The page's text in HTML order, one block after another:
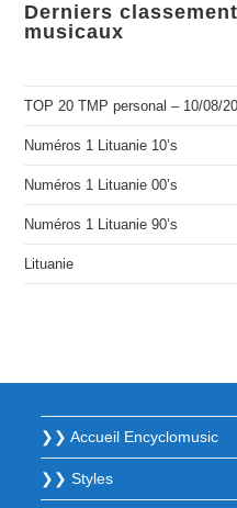
Derniers
musicaux
TOP 20 TMP personal – 10/08/
Numéros 1 Lituanie 10’s
Numéros 1 Lituanie 00’s
Numéros 1 Lituanie 90’s
Lituanie
❯❯ Accueil Encyclomusic
❯❯ Styles